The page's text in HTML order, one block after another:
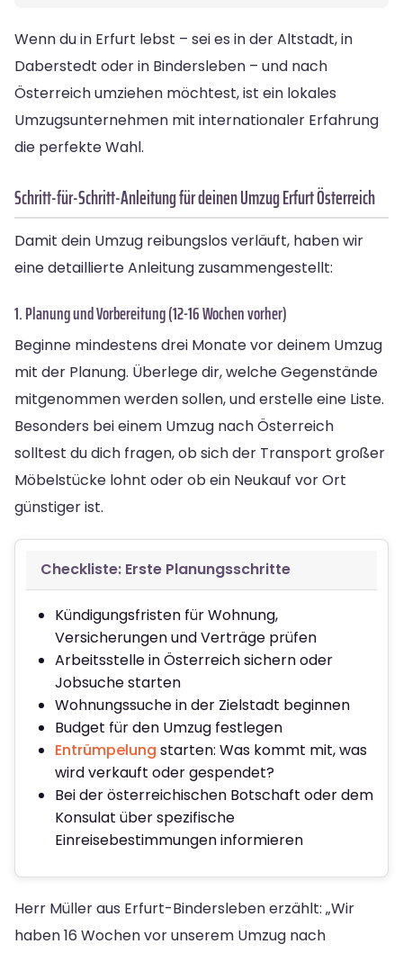
Wenn du in Erfurt lebst – sei es in der Altstadt, in
Daberstedt oder in Bindersleben – und nach
Österreich umziehen möchtest, ist ein lokales
Umzugsunternehmen mit internationaler Erfahrung
die perfekte Wahl.
Schritt-für-Schritt-Anleitung für deinen Umzug Erfurt Österreich
Damit dein Umzug reibungslos verläuft, haben wir
eine detaillierte Anleitung zusammengestellt:
1. Planung und Vorbereitung (12-16 Wochen vorher)
Beginne mindestens drei Monate vor deinem Umzug
mit der Planung. Überlege dir, welche Gegenstände
mitgenommen werden sollen, und erstelle eine Liste.
Besonders bei einem Umzug nach Österreich
solltest du dich fragen, ob sich der Transport großer
Möbelstücke lohnt oder ob ein Neukauf vor Ort
günstiger ist.
Checkliste: Erste Planungsschritte
Kündigungsfristen für Wohnung,
Versicherungen und Verträge prüfen
Arbeitsstelle in Österreich sichern oder
Jobsuche starten
Wohnungssuche in der Zielstadt beginnen
Budget für den Umzug festlegen
Entrümpelung starten: Was kommt mit, was
wird verkauft oder gespendet?
Bei der österreichischen Botschaft oder dem
Konsulat über spezifische
Einreisebestimmungen informieren
Herr Müller aus Erfurt-Bindersleben erzählt: „Wir
haben 16 Wochen vor unserem Umzug nach